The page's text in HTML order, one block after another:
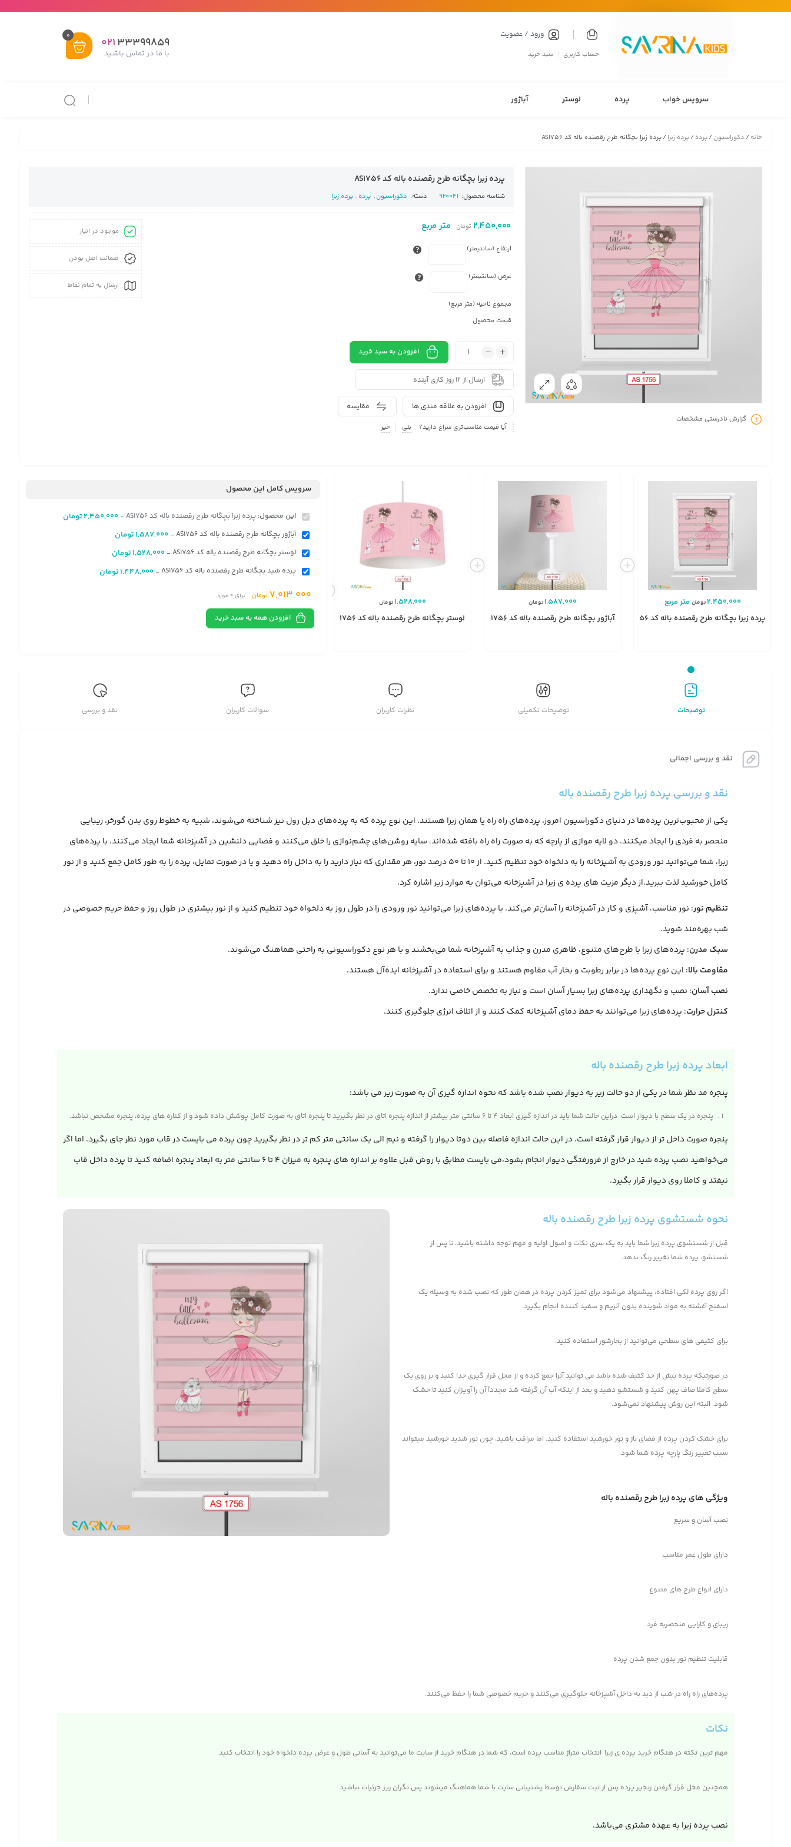
ورود / عضویت
حساب کاربری سبد خرید
33399859
021
با ما در تماس باشـید
0
سرویس خواب پرده لوستر آباژور
خانه/ دکوراسیون/پرده/پرده زبرا/ پرده زبرا بچگانه طرح رقصنده باله کد AS1756
گزارش نادرستی مشخصات
پرده زبرا بچگانه طرح رقصنده باله کد AS1756
شناسه محصول: 920041 دسته: دکوراسیون, پرده, پرده زبرا
2,450,000 تومان متر مربع
ارتفاع (سانتیمتر)
عرض (سانتیمتر)
مجموع ناحیه (متر مربع)
قیمت محصول
افزودن به سبد خرید
ارسال از 12 روز کاری آینده
مقایسه افزودن به علاقه مندی ها
آیا قیمت مناسب‌تری سراغ دارید؟ بلی خیر
موجود در انبار
ضمانت اصل بودن
ارسال به تمام نقاط
2,450,000تومانمتر مربع
پرده زبرا بچگانه طرح رقصنده باله کد AS1756
1,587,000تومان
آباژور بچگانه طرح رقصنده باله کد AS1756
1,528,000تومان
لوستر بچگانه طرح رقصنده باله کد AS1756
1,448,000
متر مربع
پرده شید بچگانه طرح رقصنده باله کد AS1756
سرویس کامل این محصول
این محصول: پرده زبرا بچگانه طرح رقصنده باله کد AS1756 -
2,450,000تومان
آباژور بچگانه طرح رقصنده باله کد AS1756 -
1,587,000تومان
لوستر بچگانه طرح رقصنده باله کد AS1756 -
1,528,000تومان
پرده شید بچگانه طرح رقصنده باله کد AS1756 -
1,448,000تومان
7,013,000 تومان برای4مورد
افزودن همه به سبد خرید
توضیحات توضیحات تکمیلی نظرات کاربران سوالات کاربران نقد و بررسی
نقد و بررسی اجمالی
نقد و بررسی پرده زبرا طرح رقصنده باله
یکی از محبوب‌ترین پرده‌ها در دنیای دکوراسیون امروز، پرده‌های راه راه یا همان زبرا هستند. این نوع پرده که به پرده‌های دبل رول نیز شناخته می‌شوند، شبیه به خطوط روی بدن گورخر، زیبایی
منحصر به فردی را ایجاد میکنند. دو لایه موازی از پارچه که به صورت راه راه بافته شده‌اند، سایه روشن‌های چشم‌نوازی را خلق می‌کنند و فضایی دلنشین در آشپزخانه شما ایجاد می‌کنند. با پرده‌های
زبرا، شما می‌توانید نور ورودی به آشپزخانه را به دلخواه خود تنظیم کنید. از 10 تا 50 درصد نور، هر مقداری که نیاز دارید را به داخل راه دهید و یا در صورت تمایل، پرده را به طور کامل جمع کنید و از نور
کامل خورشید لذت ببرید.از دیگر مزیت های پرده ی زبرا در آشپزخانه می‌توان به موارد زیر اشاره کرد.
تنظیم نور: نور مناسب، آشپزی و کار در آشپزخانه را آسان‌تر می‌کند. با پرده‌های زبرا می‌توانید نور ورودی را در طول روز به دلخواه خود تنظیم کنید و از نور بیشتری در طول روز و حفظ حریم خصوصی در
شب بهره‌مند شوید.
سبک مدرن: پرده‌های زبرا با طرح‌های متنوع، ظاهری مدرن و جذاب به آشپزخانه شما می‌بخشند و با هر نوع دکوراسیونی به راحتی هماهنگ می‌شوند.
مقاومت بالا: این نوع پرده‌ها در برابر رطوبت و بخار آب مقاوم هستند و برای استفاده در آشپزخانه ایده‌آل هستند.
نصب آسان: نصب و نگهداری پرده‌های زبرا بسیار آسان است و نیاز به تخصص خاصی ندارد.
کنترل حرارت: پرده‌های زبرا می‌توانند به حفظ دمای آشپزخانه کمک کنند و از اتلاف انرژی جلوگیری کنند.
ابعاد پرده زبرا طرح رقصنده باله
پنجره مد نظر شما در یکی از دو حالت زیر به دیوار نصب شده باشد که نحوه اندازه گیری آن به صورت زیر می باشد:
پنجره در یک سطح با دیوار است. دراین حالت شما باید در اندازه‌ گیری ابعاد ۴ تا ۶ سانتی متر بیشتر از اندازه پنجره اتاق در نظر بگیرید تا پنجره اتاق به صورت کامل پوشش داده شود و از کناره های پرده، پنجره مشخص نباشد.
پنجره صورت داخل تر از دیوار قرار گرفته است. در این حالت اندازه فاصله بین دوتا دیوار را گرفته و نیم الی یک سانتی متر کم تر در نظر بگیرید چون پرده می بایست در قاب مورد نظر جای بگیرد. اما اگر
می‌خواهید نصب پرده شید در خارج از فرورفتگی دیوار انجام بشود،می بایست مطابق با روش قبل علاوه بر اندازه های پنجره به میزان 4 تا 6 سانتی متر به ابعاد پنجره اضافه کنید تا پرده داخل قاب
نیفتد و کاملا روی دیوار قرار بگیرد.
نحوه شستشوی پرده زبرا طرح رقصنده باله
قبل از شستشوی پرده زبرا شما باید به یک سری نکات و اصول اولیه و مهم توجه داشته باشید، تا پس از
شستشو، پرده شما تغییر رنگ ندهد.
اگر روی پرده لکی افتاده، پیشنهاد می‌شود برای تمیز کردن پرده در همان طور که نصب شده به وسیله یک
اسفنج آغشته به مواد شوینده بدون آنزیم و سفید کننده انجام بگیرد.
برای کثیفی های سطحی می‌توانید از بخارشور استفاده کنید.
در صورتیکه پرده بیش از حد کثیف شده باشد می توانید آنرا جمع کرده و از محل قرار گیری جدا کنید و بر روی یک
سطح کاملا صاف پهن کنید و شستشو دهید و بعد از اینکه آب آن گرفته شد مجدداً آن را آویزان کنید تا خشک
شود. البته این روش پیشنهاد نمی‌شود.
برای خشک کردن پرده از فضای باز و نور خورشید استفاده کنید. اما مراقب باشید، چون نور شدید خورشید میتواند
سبب تغییر رنگ پارچه پرده شما شود.
ویژگی های پرده زبرا طرح رقصنده باله
نصب آسان و سریع
دارای طول عمر مناسب
دارای انواع طرح های متنوع
زیبای و کارایی منحصربه فرد
قابلیت تنظیم نور بدون جمع شدن پرده
پرده‌های راه راه در شب از دید به داخل آشپزخانه جلوگیری می‌کنند و حریم خصوصی شما را حفظ می‌کنند.
نکات
مهم ترین نکته در هنگام خرید پرده ی زبرا انتخاب متراژ مناسب پرده است، که شما در هنگام خرید از سایت ما می‌توانید به آسانی طول و عرض پرده دلخواه خود را انتخاب کنید.
همچنین محل قرار گرفتن زنجیر پرده پس از ثبت سفارش توسط پشتیبانی سایت با شما هماهنگ میشوند پس نگران ریز جزئیات نباشید.
نصب پرده زبرا به عهده مشتری می‌باشد.